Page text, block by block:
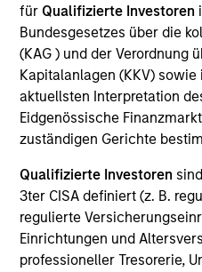
für Qualifizierte Investoren
Bundesgesetzes über die
(KAG ) und der Verordnung
Kapitalanlagen (KKV)
aktuellsten Interpretation
Eidgenössische
zuständigen Gerichte
Qualifizierte Investoren
3ter CISA definiert (z. B.
regulierte
Einrichtungen und
professioneller Tresorerie,
MARKETING
Explore More
Überblick
Produkte
CashInvest by Morgan
Explore More